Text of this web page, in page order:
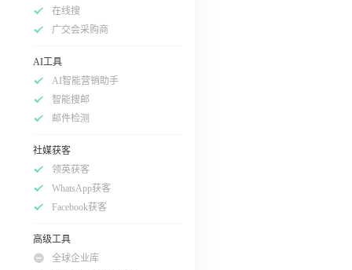
在线搜
广交会采购商
AI工具
AI智能营销助手
智能搜邮
邮件检测
社媒获客
领英获客
WhatsApp获客
Facebook获客
高级工具
全球企业库